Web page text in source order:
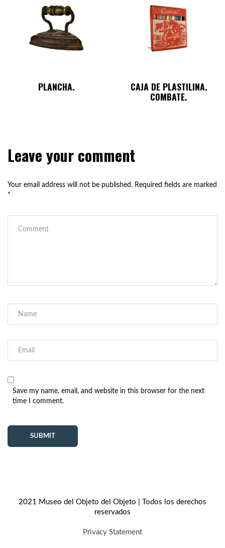
PLANCHA. CAJA DE PLASTILINA.
COMBATE.
Leave your comment
Your email address will not be published. Required fields are marked
*
Save my name, email, and website in this browser for the next
time I comment.
2021 Museo del Objeto del Objeto | Todos los derechos
reservados
Privacy Statement